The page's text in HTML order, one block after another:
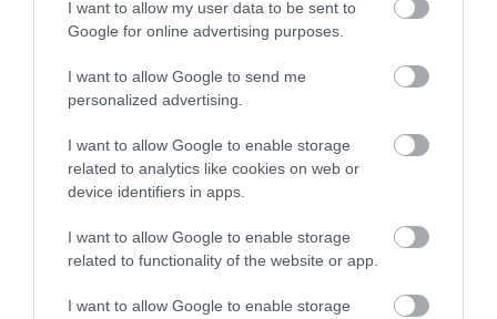
I want to allow my user data to be sent to
Google for online advertising purposes.
I want to allow Google to send me
personalized advertising.
I want to allow Google to enable storage
related to analytics like cookies on web or
device identifiers in apps.
I want to allow Google to enable storage
related to functionality of the website or app.
I want to allow Google to enable storage
járható” lesz.
Kevesebb inger is elég, hogy aktiválódjon. A
hormonrendszerben visszacsatolási hurkok
stresszválasz gyorsabban indul és lassabban cseng
le. Az enzimrendszerek alkalmazkodnak. A
neurotranszmitter anyagcsere mind
finomhangolódik a gyakori állapotokhoz.
Ez az egész egy tanulás. Csak nem tudatos.
Sejtszintű.